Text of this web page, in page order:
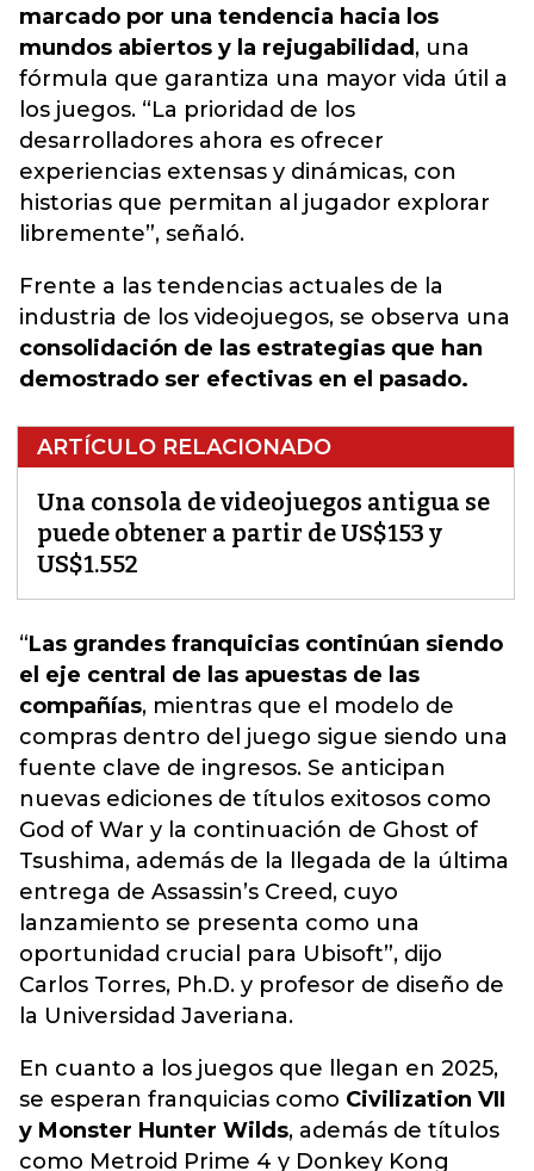
marcado por una tendencia hacia los
mundos abiertos y la rejugabilidad , una
fórmula que garantiza una mayor vida útil a
los juegos. “La prioridad de los
desarrolladores ahora es ofrecer
experiencias extensas y dinámicas, con
historias que permitan al jugador explorar
libremente”, señaló.
Frente a las tendencias actuales de la
industria de los videojuegos, se observa una
consolidación de las estrategias que han
demostrado ser efectivas en el pasado.
ARTÍCULO RELACIONADO
Una consola de videojuegos antigua se
puede obtener a partir de US$153 y
US$1.552
“Las grandes franquicias continúan siendo
el eje central de las apuestas de las
compañías, mientras que el modelo de
compras dentro del juego sigue siendo una
fuente clave de ingresos. Se anticipan
nuevas ediciones de títulos exitosos como
God of War y la continuación de Ghost of
Tsushima, además de la llegada de la última
entrega de Assassin’s Creed, cuyo
lanzamiento se presenta como una
oportunidad crucial para Ubisoft”, dijo
Carlos Torres, Ph.D. y profesor de diseño de
la Universidad Javeriana.
En cuanto a los juegos que llegan en 2025,
se esperan franquicias como Civilization VII
y Monster Hunter Wilds, además de títulos
como Metroid Prime 4 y Donkey Kong